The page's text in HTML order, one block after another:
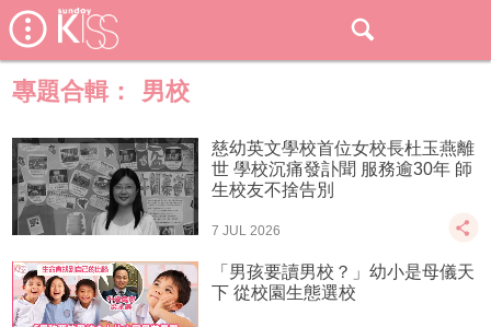
專題合輯： 男校
慈幼英文學校首位女校長杜玉燕離
世 學校沉痛發訃聞 服務逾30年 師
生校友不捨告別
7 JUL 2026
「男孩要讀男校？」幼小是母儀天
下 從校園生態選校